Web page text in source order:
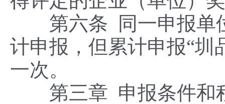
第六条 同一申报单位
计申报，但累计申报“圳
一次。
第三章 申报条件和